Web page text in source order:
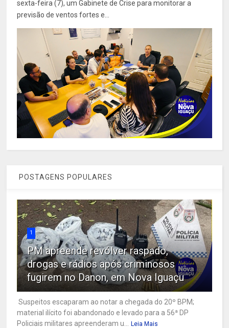
sexta-feira (7), um Gabinete de Crise para monitorar a
previsão de ventos fortes e...
POSTAGENS POPULARES
1
PM apreende revólver raspado,
drogas e rádios após criminosos
fugirem no Danon, em Nova Iguaçu
Suspeitos escaparam ao notar a chegada do 20º BPM;
material ilícito foi abandonado e levado para a 56ª DP
Policiais militares apreenderam u...
Leia Mais